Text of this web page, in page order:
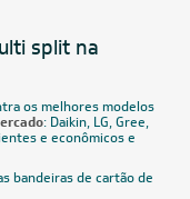
split na
os melhores modelos
: Daikin, LG, Gree,
e econômicos e
bandeiras de cartão de